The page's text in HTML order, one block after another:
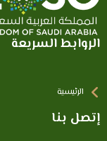
الروابط السريعة
الرئيسية
إتصل بنا